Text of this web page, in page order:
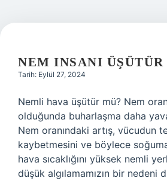
Hakkımızda
NEM INSANI ÜŞÜTÜR
Tarih: Eylül 27, 2024
Nemli hava üşütür mü? Nem
olduğunda buharlaşma daha
Nem oranındaki artış, vücudun
kaybetmesini ve böylece
hava sıcaklığını yüksek nemli
düşük algılamamızın bir nedeni